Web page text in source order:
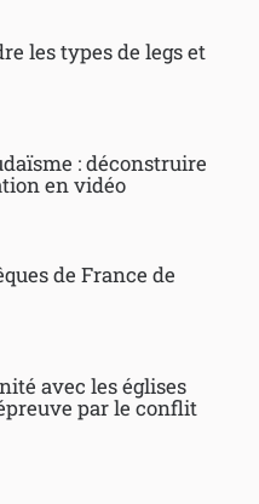
les types de legs et
: déconstruire
en vidéo
de France de
avec les églises
par le conflit